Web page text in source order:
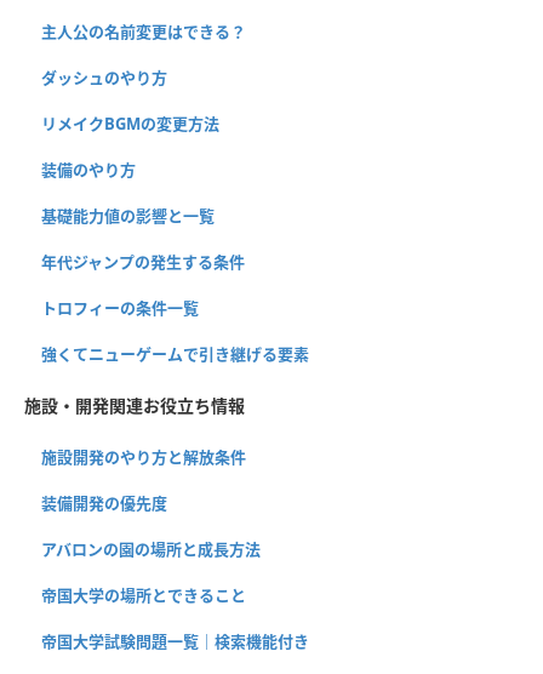
主人公の名前変更はできる？
ダッシュのやり方
リメイクBGMの変更方法
装備のやり方
基礎能力値の影響と一覧
年代ジャンプの発生する条件
トロフィーの条件一覧
強くてニューゲームで引き継げる要素
施設・開発関連お役立ち情報
施設開発のやり方と解放条件
装備開発の優先度
アバロンの園の場所と成長方法
帝国大学の場所とできること
帝国大学試験問題一覧｜検索機能付き